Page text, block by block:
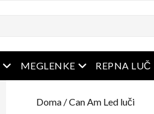
odprt meni
MEGLENKE odprt meni
REPNA LUČ
Doma / Can Am Led luči